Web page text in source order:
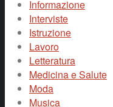
Informazione
Interviste
Istruzione
Lavoro
Letteratura
Medicina e Salute
Moda
Musica